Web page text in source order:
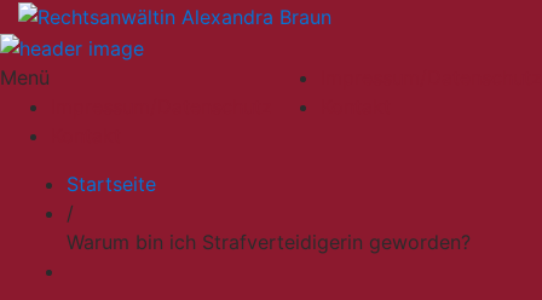
Menü
Startseite
/
Warum bin ich Strafverteidigerin geworden?